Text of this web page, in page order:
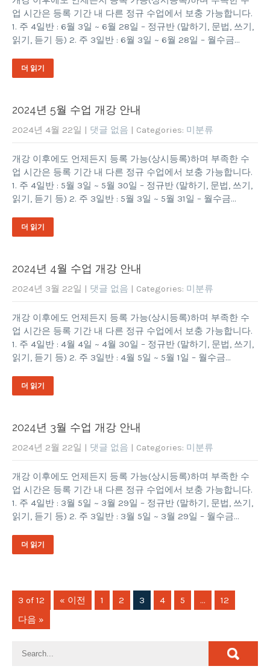
업 시간은 등록 기간 내 다른 정규 수업에서 보충 가능합니다.
1. 주 4일반 : 6월 3일 ~ 6월 28일 – 정규반 (말하기, 문법, 쓰기,
읽기, 듣기 등) 2. 주 3일반 : 6월 3일 ~ 6월 28일 – 월수금…
더 읽기
2024년 5월 수업 개강 안내
2024년 4월 22일 | 댓글 없음 | Categories: 미분류
개강 이후에도 언제든지 등록 가능(상시등록)하며 부족한 수
업 시간은 등록 기간 내 다른 정규 수업에서 보충 가능합니다.
1. 주 4일반 : 5월 3일 ~ 5월 30일 – 정규반 (말하기, 문법, 쓰기,
읽기, 듣기 등) 2. 주 3일반 : 5월 3일 ~ 5월 31일 – 월수금…
더 읽기
2024년 4월 수업 개강 안내
2024년 3월 22일 | 댓글 없음 | Categories: 미분류
개강 이후에도 언제든지 등록 가능(상시등록)하며 부족한 수
업 시간은 등록 기간 내 다른 정규 수업에서 보충 가능합니다.
1. 주 4일반 : 4월 4일 ~ 4월 30일 – 정규반 (말하기, 문법, 쓰기,
읽기, 듣기 등) 2. 주 3일반 : 4월 5일 ~ 5월 1일 – 월수금…
더 읽기
2024년 3월 수업 개강 안내
2024년 2월 22일 | 댓글 없음 | Categories: 미분류
개강 이후에도 언제든지 등록 가능(상시등록)하며 부족한 수
업 시간은 등록 기간 내 다른 정규 수업에서 보충 가능합니다.
1. 주 4일반 : 3월 5일 ~ 3월 29일 – 정규반 (말하기, 문법, 쓰기,
읽기, 듣기 등) 2. 주 3일반 : 3월 5일 ~ 3월 29일 – 월수금…
더 읽기
3 of 12 « 이전 1 2 3 4 5 …
12
다음 »